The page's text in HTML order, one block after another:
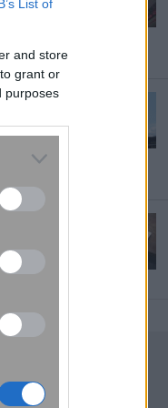
List of
and store
grant or
purposes